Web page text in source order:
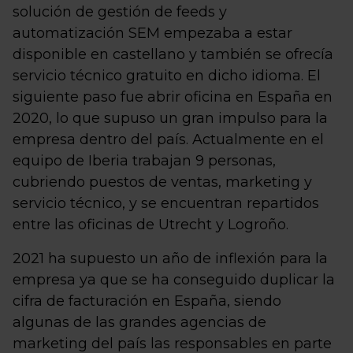
solución de gestión de feeds y
automatización SEM empezaba a estar
disponible en castellano y también se ofrecía
servicio técnico gratuito en dicho idioma. El
siguiente paso fue abrir oficina en España en
2020, lo que supuso un gran impulso para la
empresa dentro del país. Actualmente en el
equipo de Iberia trabajan 9 personas,
cubriendo puestos de ventas, marketing y
servicio técnico, y se encuentran repartidos
entre las oficinas de Utrecht y Logroño.
2021 ha supuesto un año de inflexión para la
empresa ya que se ha conseguido duplicar la
cifra de facturación en España, siendo
algunas de las grandes agencias de
marketing del país las responsables en parte